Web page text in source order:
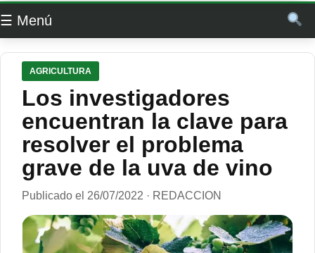
☰ Menú
AGRICULTURA
Los investigadores
encuentran la clave para
resolver el problema
grave de la uva de vino
Publicado el 26/07/2022 · REDACCION